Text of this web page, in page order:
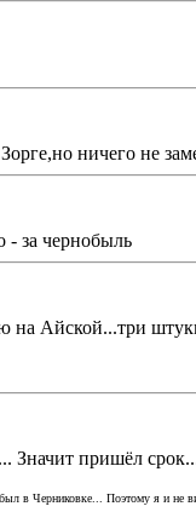
ничего не
- за чернобыль
Айской...три
Значит пришёл
в Черниковке... Поэтому я и не